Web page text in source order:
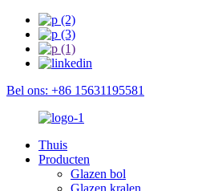
Bel ons: +86 15631195581
Thuis
Producten
Glazen bol
Glazen kralen